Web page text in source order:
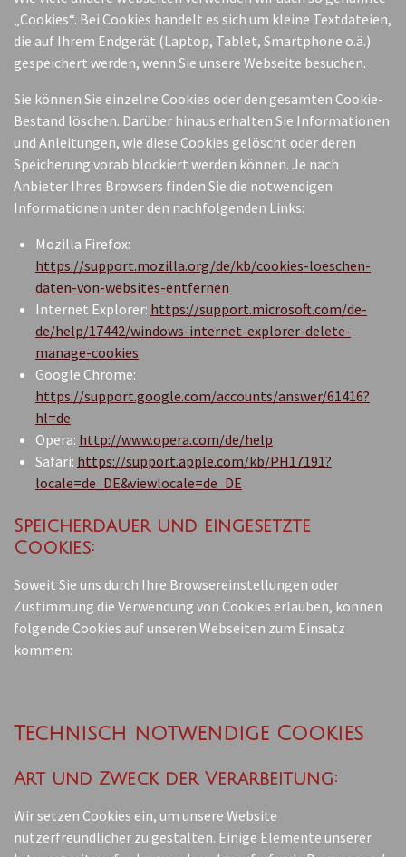
„Cookies“. Bei Cookies handelt es sich um kleine Textdateien,
die auf Ihrem Endgerät (Laptop, Tablet, Smartphone o.ä.)
gespeichert werden, wenn Sie unsere Webseite besuchen.
Sie können Sie einzelne Cookies oder den gesamten Cookie-
Bestand löschen. Darüber hinaus erhalten Sie Informationen
und Anleitungen, wie diese Cookies gelöscht oder deren
Speicherung vorab blockiert werden können. Je nach
Anbieter Ihres Browsers finden Sie die notwendigen
Informationen unter den nachfolgenden Links:
Mozilla Firefox:
https://support.mozilla.org/de/kb/cookies-loeschen-
daten-von-websites-entfernen
Internet Explorer: https://support.microsoft.com/de-
de/help/17442/windows-internet-explorer-delete-
manage-cookies
Google Chrome:
https://support.google.com/accounts/answer/61416?
hl=de
Opera: http://www.opera.com/de/help
Safari: https://support.apple.com/kb/PH17191?
locale=de_DE&viewlocale=de_DE
Speicherdauer und eingesetzte
Cookies:
Soweit Sie uns durch Ihre Browsereinstellungen oder
Zustimmung die Verwendung von Cookies erlauben, können
folgende Cookies auf unseren Webseiten zum Einsatz
kommen:
Technisch notwendige Cookies
Art und Zweck der Verarbeitung:
Wir setzen Cookies ein, um unsere Website
nutzerfreundlicher zu gestalten. Einige Elemente unserer